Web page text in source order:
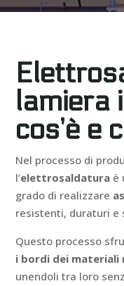
lamiera
cos’è e
Nel processo di
l’elettrosaldatura è
grado di realizzare
resistenti, duraturi e
Questo processo
i bordi dei materiali
unendoli tra loro